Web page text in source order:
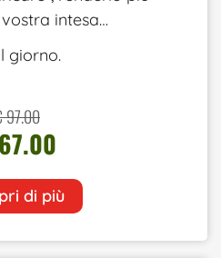
intesa…
giorno.
97.00
di più